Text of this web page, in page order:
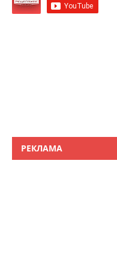
РЕКЛАМА